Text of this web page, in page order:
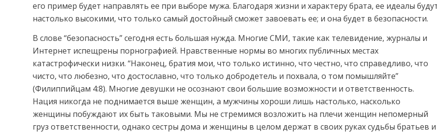
его пример будет направлять ее при выборе мужа. Благодаря жизни и характеру брата, ее идеалы
настолько высокими, что только самый достойный сможет завоевать ее; и она будет в безопасности.
В слове “безопасность” сегодня есть большая нужда. Многие СМИ, такие как телевидение, журналы и
Интернет испещрены порнографией. Нравственные нормы во многих публичных местах
катастрофически низки. “Наконец, братия мои, что только истинно, что честно, что справедливо, что
чисто, что любезно, что достославно, что только добродетель и похвала, о том помышляйте”
(Филиппийцам 4:8). Многие девушки не осознают свои большие возможности и ответственность.
Нация никогда не поднимается выше женщин, а мужчины хороши лишь настолько, насколько
женщины побуждают их быть таковыми. Мы не стремимся возложить на плечи женщин непомерный
груз ответственности, однако сестры дома и женщины в целом держат в своих руках судьбы братьев и